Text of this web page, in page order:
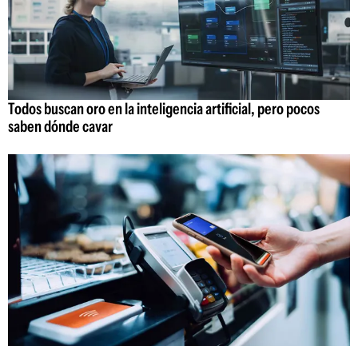
Todos buscan oro en la inteligencia artificial, pero pocos
saben dónde cavar